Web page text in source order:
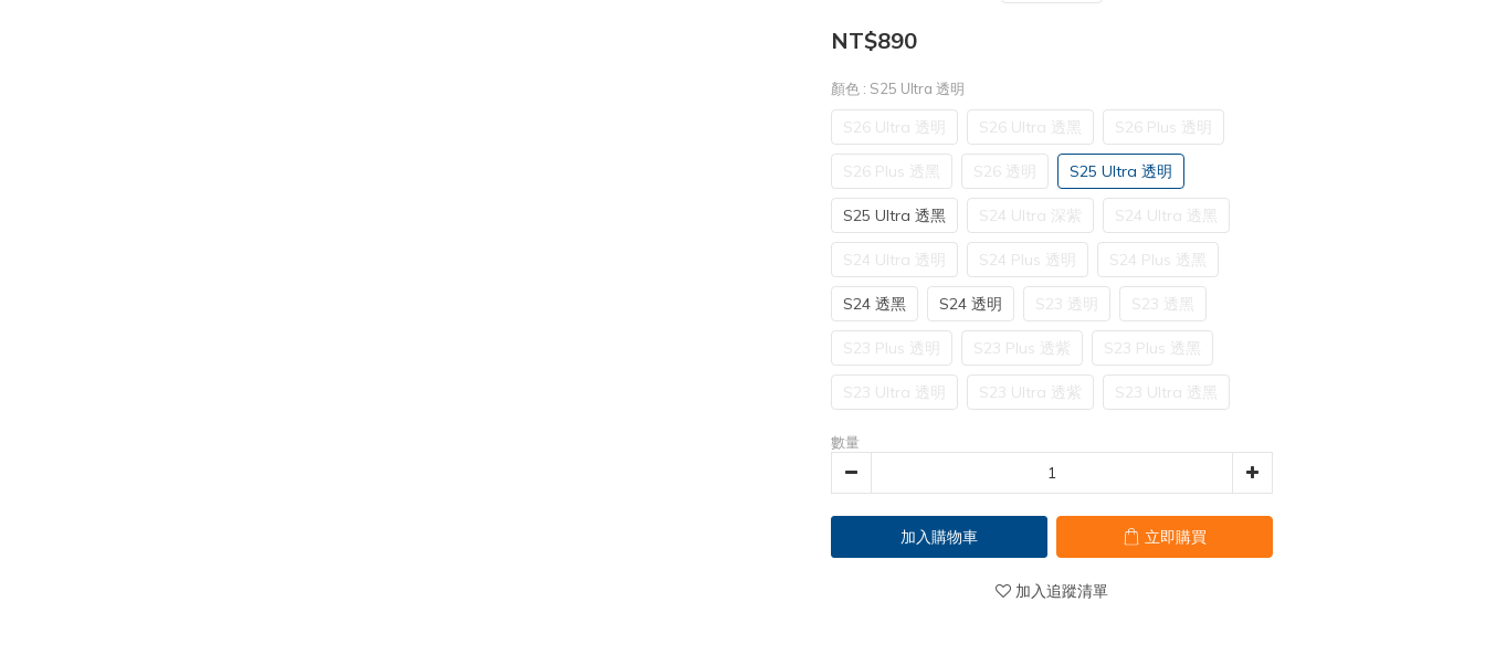
NT$890
顏色 : S25 Ultra 透明
S26 Ultra 透明 S26 Ultra 透黑 S26 Plus 透明
S26 Plus 透黑 S26 透明 S25 Ultra 透明
S25 Ultra 透黑 S24 Ultra 深紫 S24 Ultra 透黑
S24 Ultra 透明 S24 Plus 透明 S24 Plus 透黑
S24 透黑 S24 透明 S23 透明 S23 透黑
S23 Plus 透明 S23 Plus 透紫 S23 Plus 透黑
S23 Ultra 透明 S23 Ultra 透紫 S23 Ultra 透黑
數量
加入購物車 立即購買
加入追蹤清單